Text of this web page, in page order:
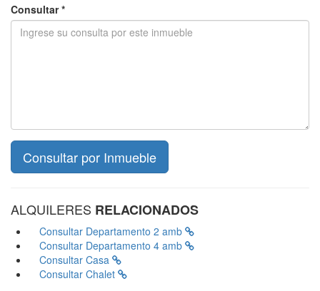
Consultar *
ALQUILERES RELACIONADOS
Consultar Departamento 2 amb
Consultar Departamento 4 amb
Consultar Casa
Consultar Chalet